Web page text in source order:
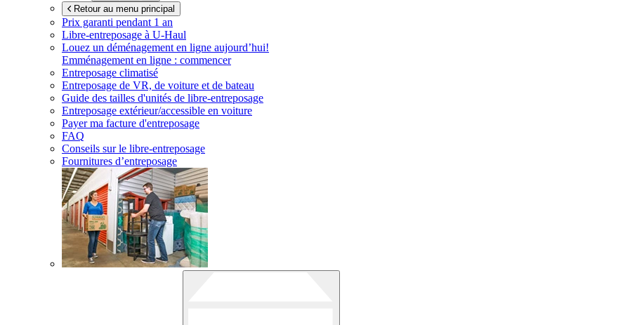
Retour au menu principal
Prix garanti pendant 1 an
Libre-entreposage à U-Haul
Louez un déménagement en ligne aujourd’hui!
Emménagement en ligne : commencer
Entreposage climatisé
Entreposage de VR, de voiture et de bateau
Guide des tailles d'unités de libre-entreposage
Entreposage extérieur/accessible en voiture
Payer ma facture d'entreposage
FAQ
Conseils sur le libre-entreposage
Fournitures d’entreposage